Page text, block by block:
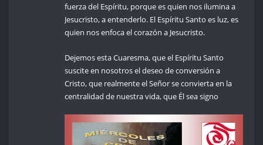
fuerza del Espíritu, porque es quien nos ilumina a
Jesucristo, a entenderlo. El Espíritu Santo es luz, es
quien nos enfoca el corazón a Jesucristo.
Dejemos esta Cuaresma, que el Espíritu Santo
suscite en nosotros el deseo de conversión a
Cristo, que realmente el Señor se convierta en la
centralidad de nuestra vida, que Él sea signo